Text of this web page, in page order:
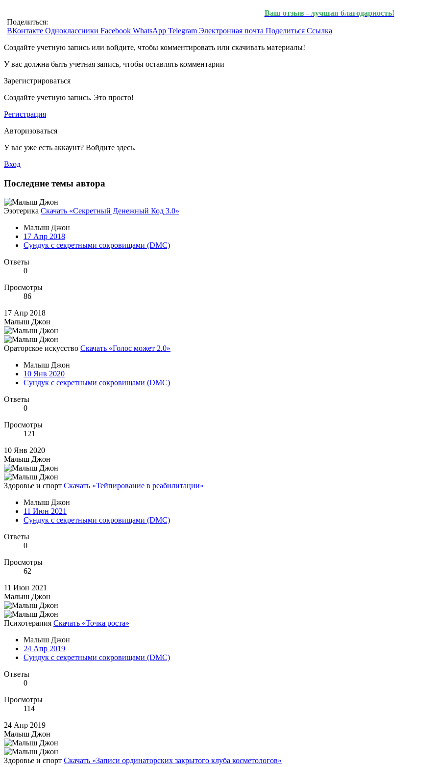
Ваш отзыв - лучшая благодарность!
Поделиться:
ВКонтакте Одноклассники Facebook WhatsApp Telegram Электронная почта Поделиться Ссылка
Создайте учетную запись или войдите, чтобы комментировать или скачивать материалы!
У вас должна быть учетная запись, чтобы оставлять комментарии
Зарегистрироваться
Создайте учетную запись. Это просто!
Регистрация
Авторизоваться
У вас уже есть аккаунт? Войдите здесь.
Вход
Последние темы автора
Эзотерика Скачать «Секретный Денежный Код 3.0»
Малыш Джон
17 Апр 2018
Сундук с секретными сокровищами (DMC)
Ответы
0
Просмотры
86
17 Апр 2018
Малыш Джон
Ораторское искусство Скачать «Голос может 2.0»
Малыш Джон
10 Янв 2020
Сундук с секретными сокровищами (DMC)
Ответы
0
Просмотры
121
10 Янв 2020
Малыш Джон
Здоровье и спорт Скачать «Тейпирование в реабилитации»
Малыш Джон
11 Июн 2021
Сундук с секретными сокровищами (DMC)
Ответы
0
Просмотры
62
11 Июн 2021
Малыш Джон
Психотерапия Скачать «Точка роста»
Малыш Джон
24 Апр 2019
Сундук с секретными сокровищами (DMC)
Ответы
0
Просмотры
114
24 Апр 2019
Малыш Джон
Здоровье и спорт Скачать «Записи ординаторских закрытого клуба косметологов»